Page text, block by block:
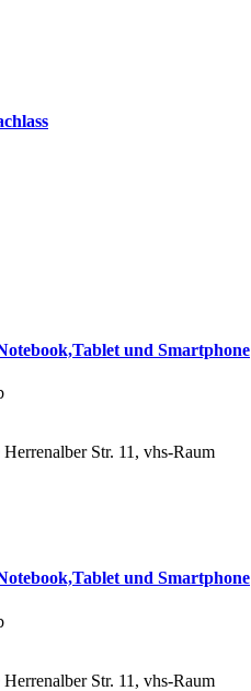
und Smartphone
Str. 11, vhs-Raum
und Smartphone
Str. 11, vhs-Raum